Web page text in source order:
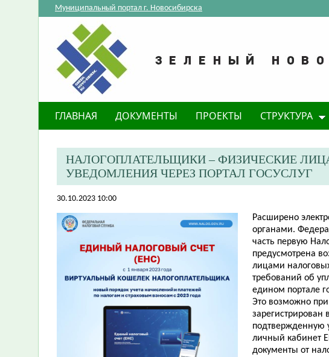
Муниципальный портал г. Новосибирска
ГЛАВНАЯ ДОКУМЕНТЫ ПРОЕКТЫ СТРУКТУРА
НАЛОГОПЛАТЕЛЬЩИКИ – ФИЗИЧЕСКИЕ
УВЕДОМЛЕНИЯ ЧЕРЕЗ ПОРТАЛ ГОСУСЛУГ
30.10.2023 10:00
Расширено
органами.
часть первую
предусмотрена
лицами
требований об
едином портале
Это возможно
зарегистрирован
подтвержденную
личный кабинет
документы от